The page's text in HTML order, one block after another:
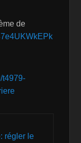
de
t4979-
régler le